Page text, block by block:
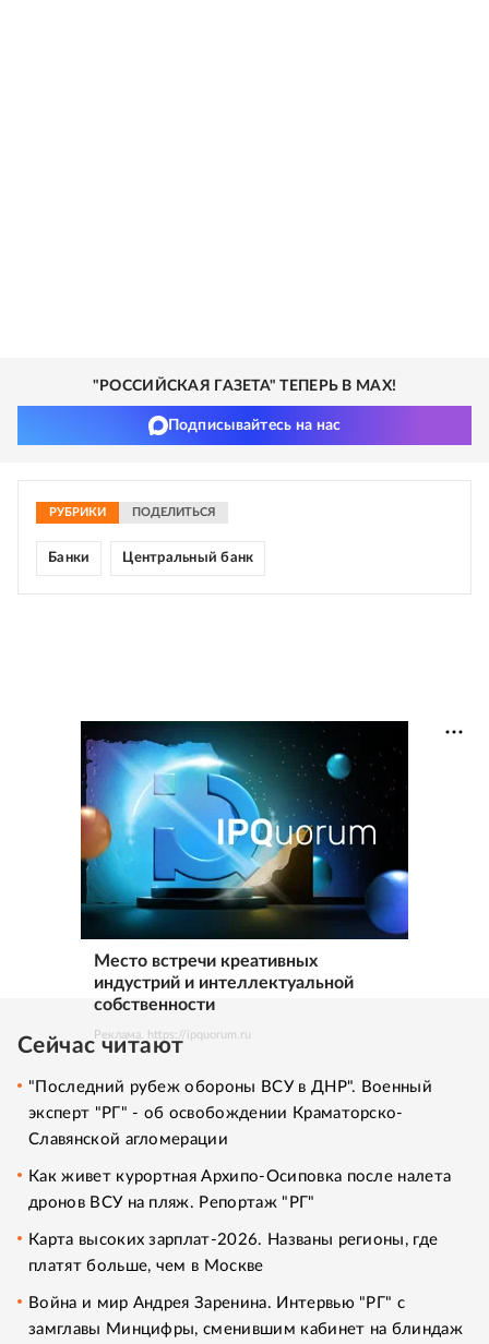
"РОССИЙСКАЯ ГАЗЕТА" ТЕПЕРЬ В MAX!
Подписывайтесь на нас
РУБРИКИ ПОДЕЛИТЬСЯ
Банки Центральный банк
Место встречи креативных
индустрий и интеллектуальной
собственности
Реклама. https://ipquorum.ru
Сейчас читают
"Последний рубеж обороны ВСУ в ДНР". Военный
эксперт "РГ" - об освобождении Краматорско-
Славянской агломерации
Как живет курортная Архипо-Осиповка после налета
дронов ВСУ на пляж. Репортаж "РГ"
Карта высоких зарплат-2026. Названы регионы, где
платят больше, чем в Москве
Война и мир Андрея Заренина. Интервью "РГ" с
замглавы Минцифры, сменившим кабинет на блиндаж